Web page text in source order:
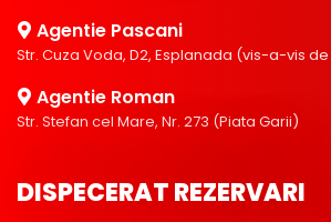
Agentie Pascani
Str. Cuza Voda, D2, Esplanada (vis-a-vis
Agentie Roman
Str. Stefan cel Mare, Nr. 273 (Piata Garii)
DISPECERAT REZERVARI